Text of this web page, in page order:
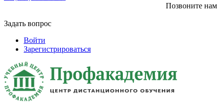
Позвоните нам
Задать вопрос
Войти
Зарегистрироваться